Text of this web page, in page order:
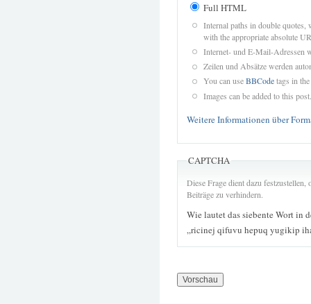
Full HTML
Internal paths in double quotes,
with the appropriate absolute
Internet- und E-Mail-Adressen
Zeilen und Absätze werden
You can useBBCodetags in
Images can be added to this post.
Weitere Informationen über
CAPTCHA
Diese Frage dient dazu
Beiträge zu verhindern.
Wie lautet das siebente Wort in
„ricinej qifuvu hepuq yugikip